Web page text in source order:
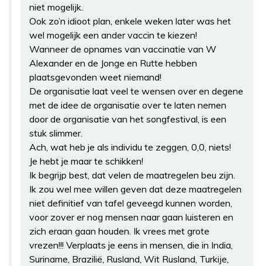
niet mogelijk.
Ook zo’n idioot plan, enkele weken later was het
wel mogelijk een ander vaccin te kiezen!
Wanneer de opnames van vaccinatie van W
Alexander en de Jonge en Rutte hebben
plaatsgevonden weet niemand!
De organisatie laat veel te wensen over en degene
met de idee de organisatie over te laten nemen
door de organisatie van het songfestival, is een
stuk slimmer.
Ach, wat heb je als individu te zeggen, 0,0, niets!
Je hebt je maar te schikken!
Ik begrijp best, dat velen de maatregelen beu zijn.
Ik zou wel mee willen geven dat deze maatregelen
niet definitief van tafel geveegd kunnen worden,
voor zover er nog mensen naar gaan luisteren en
zich eraan gaan houden. Ik vrees met grote
vrezen!!! Verplaats je eens in mensen, die in India,
Suriname, Brazilië, Rusland, Wit Rusland, Turkije,